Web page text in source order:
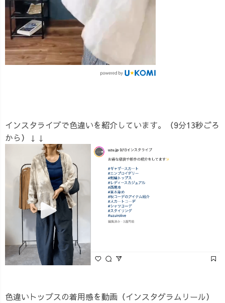
インスタライブで色違いを紹介しています。（9分13秒ごろ
から）↓↓
色違いトップスの着用感を動画（インスタグラムリール）